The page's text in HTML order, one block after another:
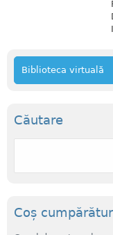
Biblioteca virtuală
Căutare
C
Coș